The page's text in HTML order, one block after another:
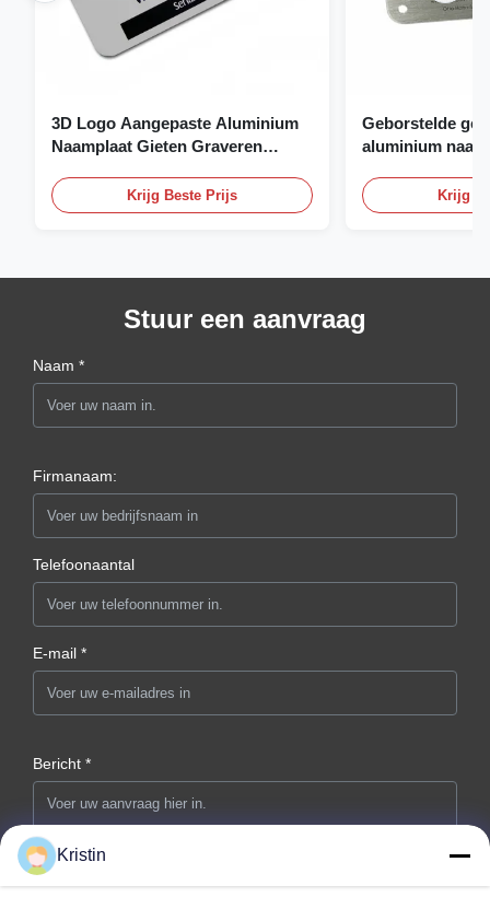
3D Logo Aangepaste Aluminium
Naamplaat Gieten Graveren
Krijg Beste Prijs
Geborstelde
aluminium
Krijg
Stuur een aanvraag
Naam *
Firmanaam:
Telefoonaantal
E-mail *
Bericht *
Kristin